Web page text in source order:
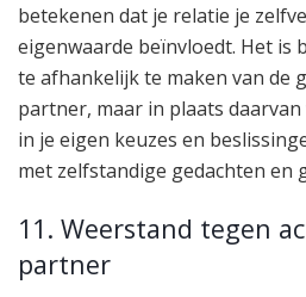
betekenen dat je relatie je
eigenwaarde beïnvloedt. Het is
te afhankelijk te maken van de
partner, maar in plaats
in je eigen keuzes en
met zelfstandige gedachten en
11. Weerstand tegen
partner